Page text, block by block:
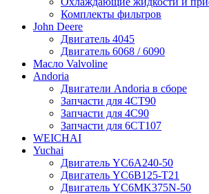
Комплекты фильтров
John Deere
Двигатель 4045
Двигатель 6068 / 6090
Масло Valvoline
Andoria
Двигатели Andoria в сборе
Запчасти для 4CT90
Запчасти для 4С90
Запчасти для 6CT107
WEICHAI
Yuchai
Двигатель YC6A240-50
Двигатель YC6B125-T21
Двигатель YC6MK375N-50